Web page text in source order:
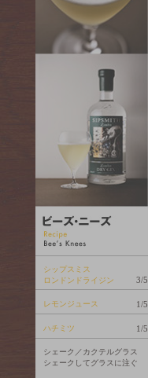
シップスミス
ロンドンドライジン
3/5
レモンジュース 1/5
ハチミツ 1/5
シェーク／カクテルグラス
シェークしてグラスに注ぐ